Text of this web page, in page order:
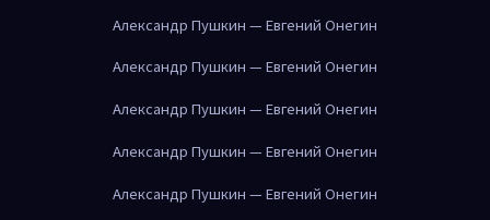
Александр Пушкин — Евгений Онегин
Александр Пушкин — Евгений Онегин
Александр Пушкин — Евгений Онегин
Александр Пушкин — Евгений Онегин
Александр Пушкин — Евгений Онегин